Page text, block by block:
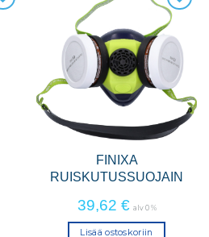
FINIXA
RUISKUTUSSUOJAIN
39,62 € alv 0 %
Lisää ostoskoriin